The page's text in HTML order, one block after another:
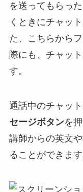
を送ってもらっ
くときにチャッ
た、こちらから
際にも、チャッ
す。
通話中のチャッ
セージボタンを
講師からの英文
ることができます